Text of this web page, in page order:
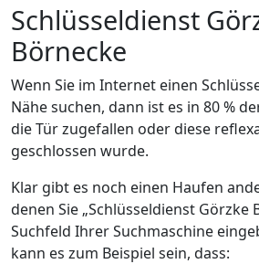
Schlüsseldienst
Börnecke
Wenn Sie im Internet einen
Nähe suchen, dann ist es in 80 %
die Tür zugefallen oder diese
geschlossen wurde.
Klar gibt es noch einen Haufen
denen Sie „Schlüsseldienst Görzke
Suchfeld Ihrer Suchmaschine
kann es zum Beispiel sein, dass: